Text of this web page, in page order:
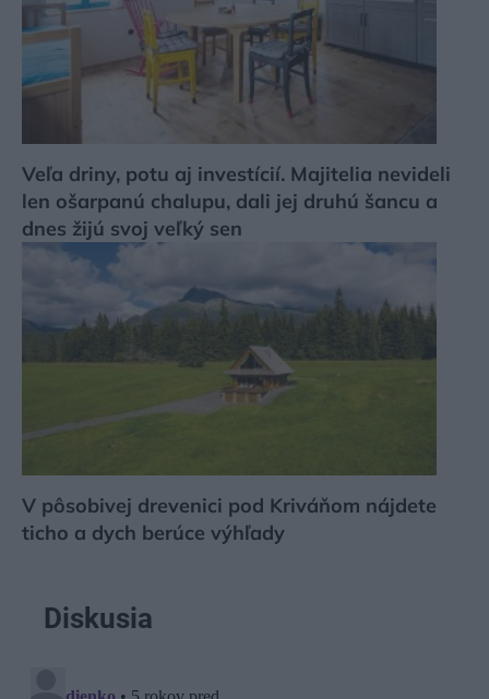
Veľa driny, potu aj investícií. Majitelia nevideli
len ošarpanú chalupu, dali jej druhú šancu a
dnes žijú svoj veľký sen
V pôsobivej drevenici pod Kriváňom nájdete
ticho a dych berúce výhľady
Diskusia